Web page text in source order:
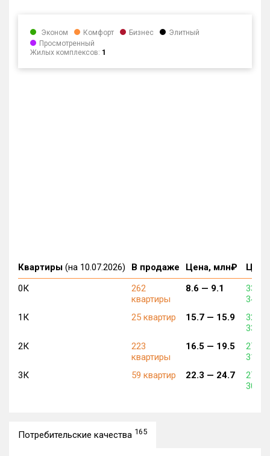
Эконом Комфорт Бизнес
Элитный
Просмотренный
Жилых комплексов: 1
Квартиры (на 10.07.2026) В продаже Цена, млн₽
0К
262
квартиры
8.6 — 9.1
331
342
1К
25 квартир 15.7 — 15.9
328
331
2К
223
квартиры
16.5 — 19.5
272
316
3К
59 квартир 22.3 — 24.7
273
300
Потребительские качества 165